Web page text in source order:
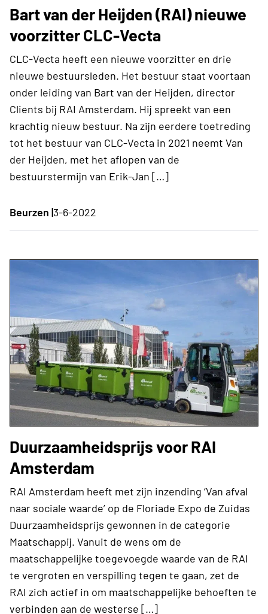
Bart van der Heijden (RAI) nieuwe
voorzitter CLC-Vecta
CLC-Vecta heeft een nieuwe voorzitter en drie
nieuwe bestuursleden. Het bestuur staat voortaan
onder leiding van Bart van der Heijden, director
Clients bij RAI Amsterdam. Hij spreekt van een
krachtig nieuw bestuur. Na zijn eerdere toetreding
tot het bestuur van CLC-Vecta in 2021 neemt Van
der Heijden, met het aflopen van de
bestuurstermijn van Erik-Jan […]
Beurzen |3-6-2022
Duurzaamheidsprijs voor RAI
Amsterdam
RAI Amsterdam heeft met zijn inzending ‘Van afval
naar sociale waarde’ op de Floriade Expo de Zuidas
Duurzaamheidsprijs gewonnen in de categorie
Maatschappij. Vanuit de wens om de
maatschappelijke toegevoegde waarde van de RAI
te vergroten en verspilling tegen te gaan, zet de
RAI zich actief in om maatschappelijke behoeften te
verbinden aan de westerse […]